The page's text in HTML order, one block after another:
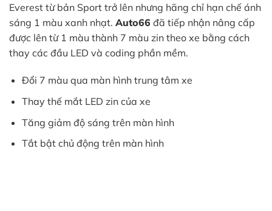
Everest từ bản Sport trở lên nhưng hãng chỉ hạn chế ánh
sáng 1 màu xanh nhạt. Auto66 đã tiếp nhận nâng cấp
được lên từ 1 màu thành 7 màu zin theo xe bằng cách
thay các đầu LED và coding phần mềm.
Đổi 7 màu qua màn hình trung tâm xe
Thay thế mắt LED zin của xe
Tăng giảm độ sáng trên màn hình
Tắt bật chủ động trên màn hình